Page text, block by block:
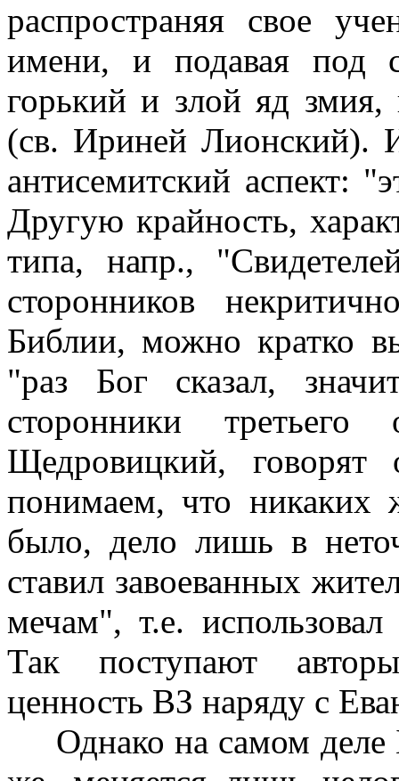
распространяя свое
имени, и подавая под
горький и злой яд змия,
(св. Ириней Лионский).
антисемитский аспект:
Другую крайность,
типа, напр.,
сторонников
Библии, можно кратко
"раз Бог сказал,
сторонники третьего
Щедровицкий,
понимаем, что никаких
было, дело лишь в
ставил завоеванных
мечам", т.е.
Так поступают
ценность ВЗ наряду с
Однако на самом деле